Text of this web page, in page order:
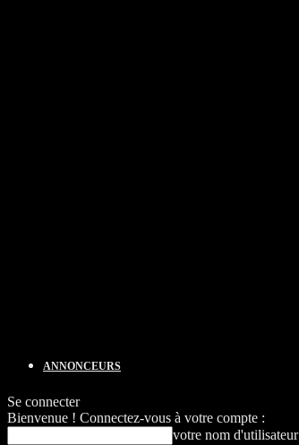
ANNONCEURS
Se connecter
Bienvenue ! Connectez-vous à votre compte :
votre nom d'utilisateur